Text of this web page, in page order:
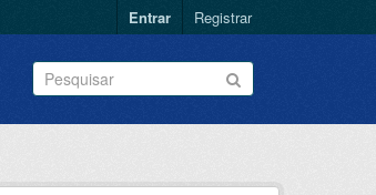
Entrar Registrar